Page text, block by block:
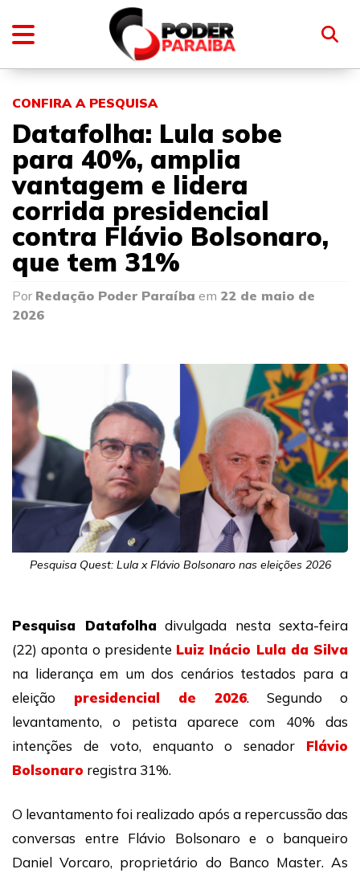
CONFIRA A PESQUISA
Datafolha: Lula sobe
para 40%, amplia
vantagem e lidera
corrida presidencial
contra Flávio Bolsonaro,
que tem 31%
Por Redação Poder Paraíba em 22 de maio de
2026
Pesquisa Quest: Lula x Flávio Bolsonaro nas eleições 2026
Pesquisa Datafolhadivulgada nesta sexta-feira
(22) aponta o presidente Luiz Inácio Lula da Silva
na liderança em um dos cenários testados para a
eleição presidencial de 2026. Segundo o
levantamento, o petista aparece com 40% das
intenções de voto, enquanto o senador Flávio
Bolsonaro registra 31%.
O levantamento foi realizado após a repercussão das
conversas entre Flávio Bolsonaro e o banqueiro
Daniel Vorcaro, proprietário do Banco Master. As